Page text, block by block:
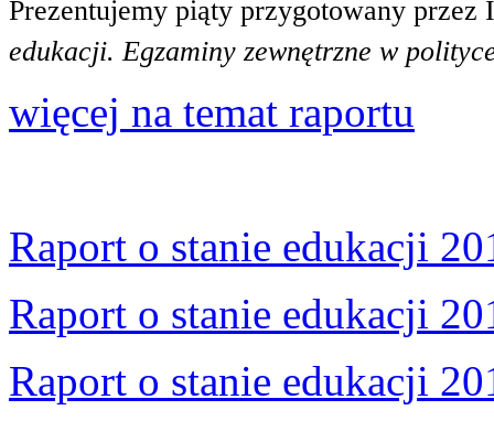
Prezentujemy piąty przygotowany
edukacji. Egzaminy zewnętrzne w
więcej na temat raportu
Raport o stanie edukacji
Raport o stanie edukacji
Raport o stanie edukacji